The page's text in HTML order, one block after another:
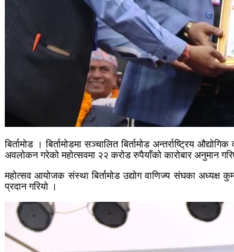
बिर्तामोड । बिर्तामोडमा सञ्चालित बिर्तामोड अन्तर्राष्ट्रिय
अवलोकन गरेको महोत्सवमा २२ करोड रुपैयाँको कारोबार अनुमान
महोत्सव आयोजक संस्था बिर्तामोड उद्योग वाणिज्य संघका अध्यक्ष
प्रदान गरियो ।